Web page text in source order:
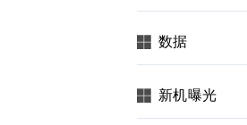
数据
新机曝光